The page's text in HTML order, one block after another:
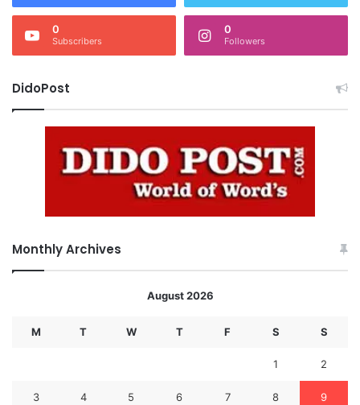
0
Subscribers
0
Followers
DidoPost
Monthly Archives
August 2026
M T W T F S S
1 2
3 4 5 6 7 8 9